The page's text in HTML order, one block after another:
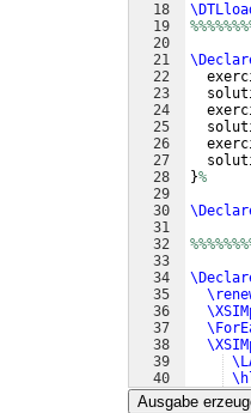
18
19
20
21
22
23
24
25
26
27
28
29
30
31
32
33
34
35
36
37
38
39
40
41
}%
}%
Ausgabe